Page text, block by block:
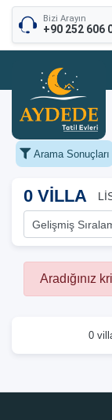
Bizi Arayın
+90 252 606
Arama Sonuçları
0 VİLLA
Aradığınız
0